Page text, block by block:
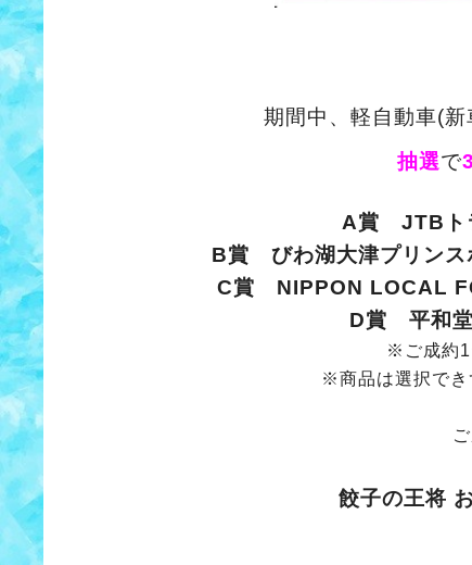
期間中、軽自動車(
抽選で
A賞 JTBト
B賞 びわ湖大津プリン
C賞 NIPPON LOCAL
D賞 平和
※ご成約1
※商品は選択できず
餃子の王将